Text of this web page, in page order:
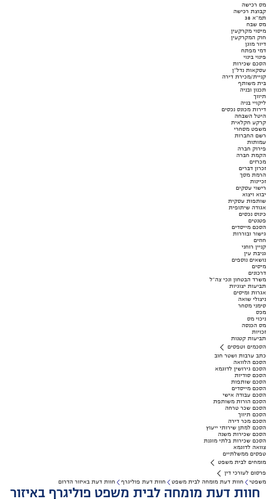
מס רכישה
קבוצת רכישה
תמ"א 38
מס שבח
מיסוי מקרקעין
חוק המקרקעין
דיור מוגן
דמי מפתח
פינוי בינוי
הסכם שכירות
עסקאות נדל"ן
קניית/מכירת דירה
בית משותף
תכנון ובניה
תיווך
ליקויי בניה
דירות מכונס נכסים
היטל השבחה
קרקע חקלאית
משפט מסחרי
רשם החברות
עמותות
פירוק חברה
הקמת חברה
מכרזים
זכרון דברים
הרמת מסך
זכיינות
רישוי עסקים
יבוא ויצוא
שותפות עסקית
אגודה שיתופית
כינוס נכסים
פטנטים
הסכם מייסדים
גישור ובוררות
חוזים
קניין רוחני
גניבת עין
נושאים נוספים
מיסים
דרכונים
משרד הבטחון ונכי צה"ל
תביעות יצוגיות
אגרות ומיסים
ניצולי שואה
סימני מסחר
מכס
ניכוי מס
מס הכנסה
זכויות
תביעות קטנות
הסכמים וטפסים
כתב ערבות ושטר חוב
הסכם הלוואה
הסכם גירושין לדוגמא
הסכם סודיות
הסכם שותפות
הסכם מייסדים
הסכם עבודה אישי
הסכם הורות משותפת
הסכם שכר טרחה
הסכם תיווך
הסכם מכר דירה
הסכם למתן שירותי ייעוץ
הסכם שכירות משנה
הסכם שכירות בלתי מוגנת
צוואה לדוגמא
טפסים ממשלתיים
מומחים לבית משפט
פרסום לעורכי דין
משפטי
חוות דעת מומחה לבית משפט חוות דעת פוליגרף חוות דעת באיזור הדרום
חוות דעת מומחה לבית משפט פוליגרף באיזור